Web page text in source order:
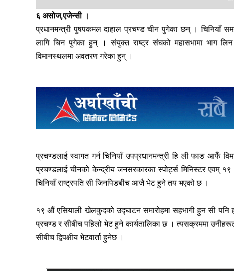
६ असोज,एजेन्सी ।
प्रधानमन्त्री पुषपकमल दाहाल प्रचण्ड चीन पुगेका छन् । चिनियाँ
लागि चिन पुगेका हुन् । संयुक्त राष्ट्र संघको महासभामा भाग
विमानस्थलमा अवतरण गरेका हुन् ।
प्रचण्डलाई स्वागत गर्न चिनियाँ उपप्रधानमन्त्री हि ली फाङ आफैँ
प्रचण्डलाई चीनको केन्द्रीय जनसरकारका स्पोर्ट्स मिनिस्टर एवम्
चिनियाँ राष्ट्रपति सी जिनपिङबीच आजै भेट हुने तय भएको छ ।
१९ औं एसियाली खेलकुदको उद्घाटन समारोहमा सहभागी हुन सी पनि
प्रचण्ड र सीबीच पहिलो भेट हुने कार्यतालिका छ । त्यसक्रममा
सीबीच द्विपक्षीय भेटवार्ता हुनेछ ।